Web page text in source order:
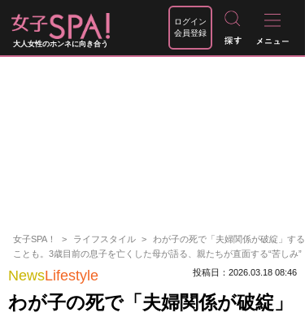
大人女性のホンネに向き合う
ログイン
会員登録
女子SPA！ ライフスタイル
わが子の死で「夫婦関係が破綻」する
ことも。3歳目前の息子を亡くした母が語る、親たちが直面する“苦しみ”
NewsLifestyle 投稿日：2026.03.18 08:46
わが子の死で「夫婦関係が破綻」